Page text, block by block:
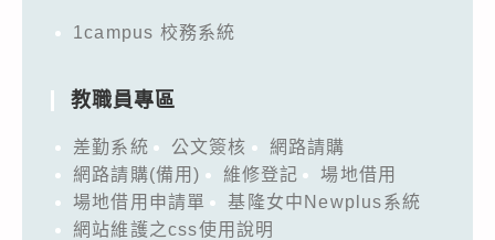
1campus 校務系統
教職員專區
差勤系統 公文簽核
網路請購
網路請購(備用)
維修登記
場地借用
場地借用申請單
基隆女中Newplus系統
網站維護之css使用說明